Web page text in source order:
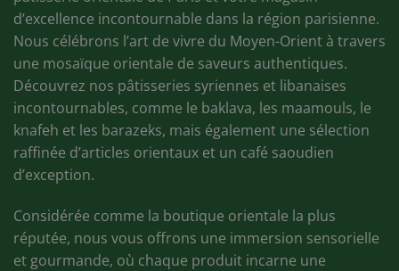
d’excellence incontournable dans la région parisienne.
Nous célébrons l’art de vivre du Moyen-Orient à travers
une mosaïque orientale de saveurs authentiques.
Découvrez nos pâtisseries syriennes et libanaises
incontournables, comme le baklava, les maamouls, le
knafeh et les barazeks, mais également une sélection
raffinée d’articles orientaux et un café saoudien
d’exception.
Considérée comme la boutique orientale la plus
réputée, nous vous offrons une immersion sensorielle
et gourmande, où chaque produit incarne une